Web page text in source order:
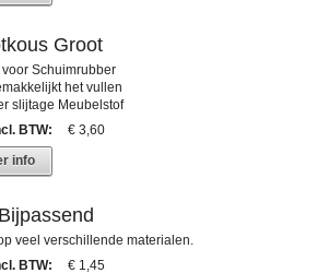
Groot
Schuimrubber
het vullen
slijtage Meubelstof
BTW:
€ 3,60
info
veel verschillende materialen.
BTW: € 1,45